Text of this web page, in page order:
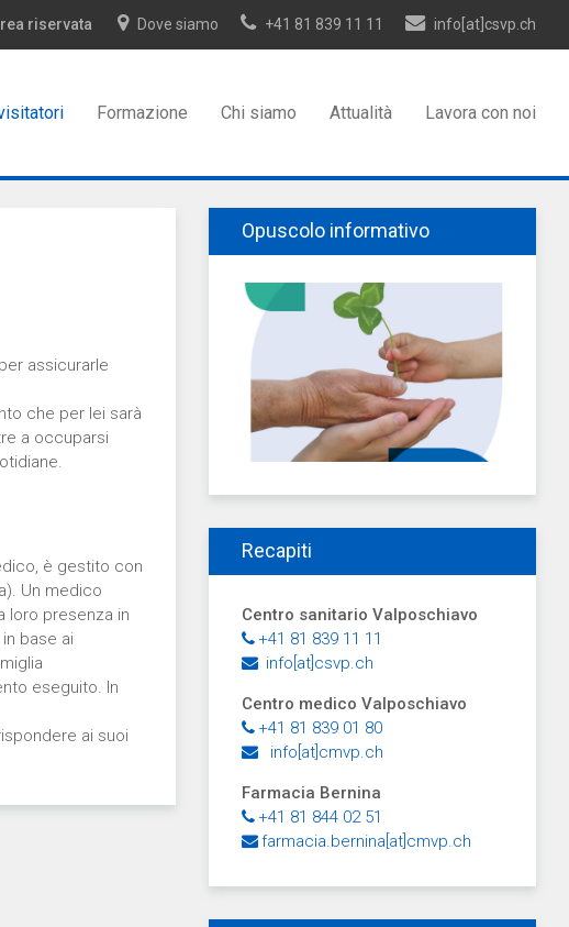
riservata Dove siamo +41 81 839 11 11 info[at]csvp.ch
Formazione Chi siamo Attualità Lavora con noi
assicurarle
che per lei sarà
a occuparsi
è gestito con
Un medico
loro presenza in
base ai
eseguito. In
ai suoi
Opuscolo informativo
Recapiti
Centro sanitario Valposchiavo
+41 81 839 11 11
info[at]csvp.ch
Centro medico Valposchiavo
+41 81 839 01 80
info[at]cmvp.ch
Farmacia Bernina
+41 81 844 02 51
farmacia.bernina[at]cmvp.ch